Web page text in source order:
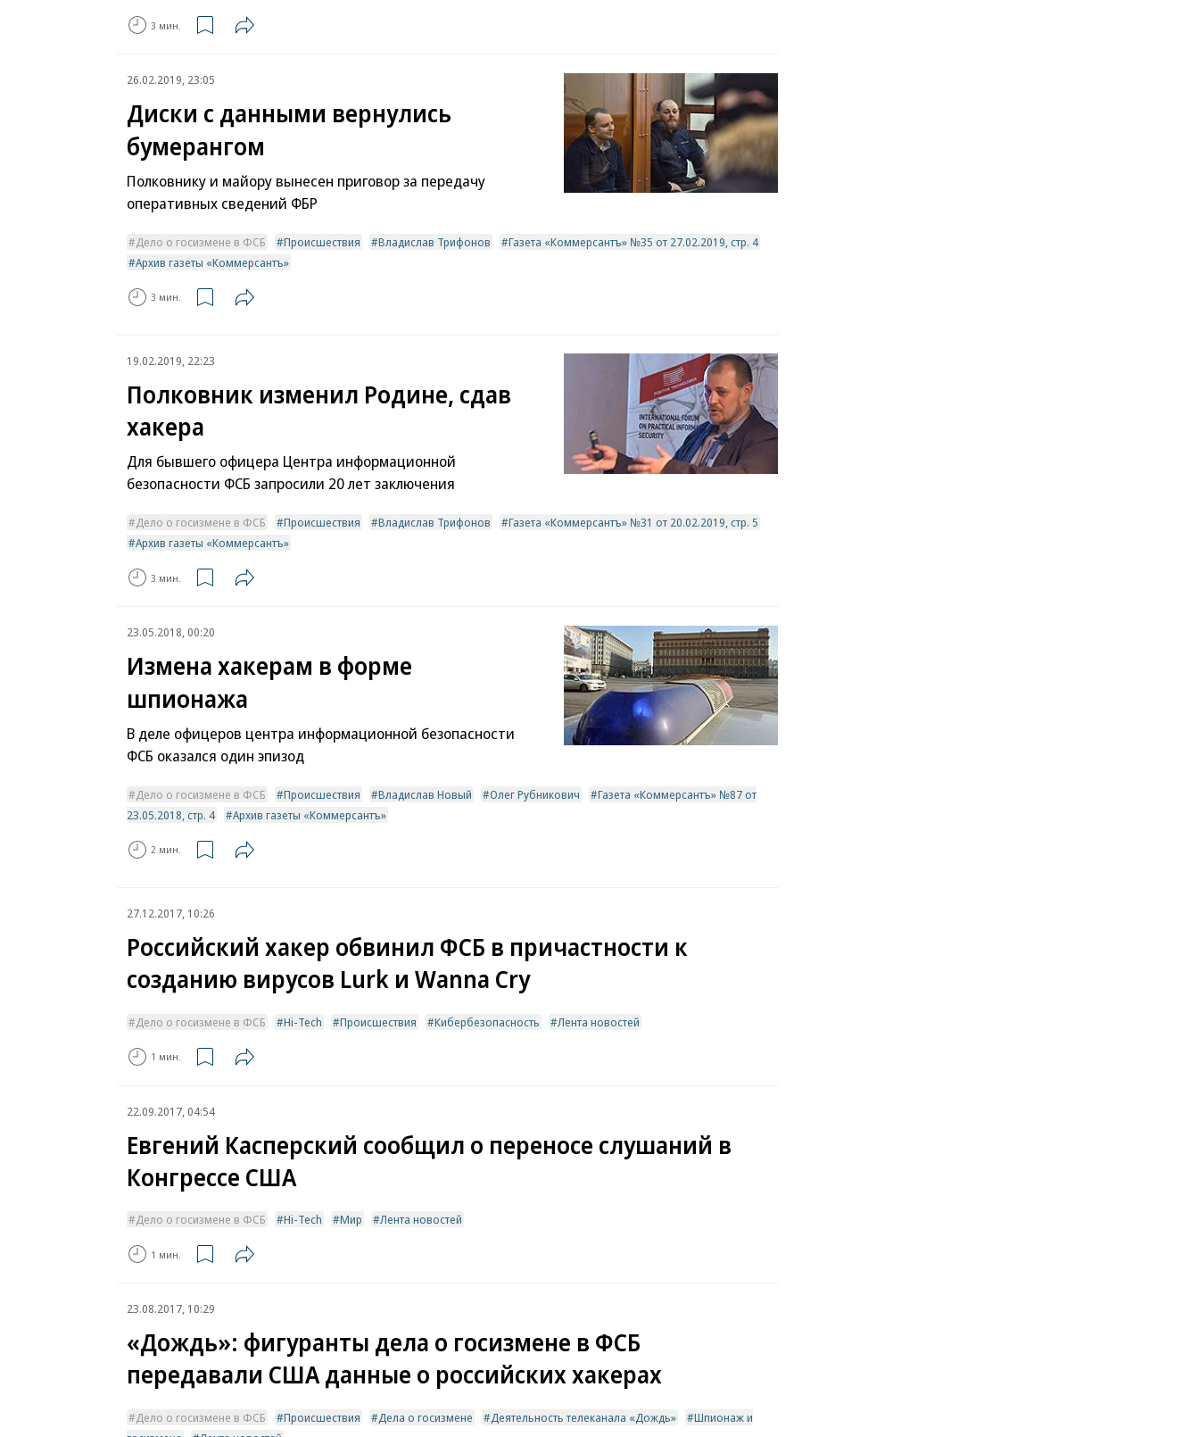
3 мин.
26.02.2019, 23:05
Диски с данными вернулись
бумерангом
Полковнику и майору вынесен приговор за передачу
оперативных сведений ФБР
Дело о госизмене в ФСБ Происшествия Владислав Трифонов
Газета «Коммерсантъ» №35 от 27.02.2019, стр. 4
Архив газеты «Коммерсантъ»
3 мин.
19.02.2019, 22:23
Полковник изменил Родине, сдав
хакера
Для бывшего офицера Центра информационной
безопасности ФСБ запросили 20 лет заключения
Дело о госизмене в ФСБ Происшествия Владислав Трифонов
Газета «Коммерсантъ» №31 от 20.02.2019, стр. 5
Архив газеты «Коммерсантъ»
3 мин.
23.05.2018, 00:20
Измена хакерам в форме
шпионажа
В деле офицеров центра информационной безопасности
ФСБ оказался один эпизод
Дело о госизмене в ФСБ Происшествия Владислав Новый Олег Рубникович
Газета «Коммерсантъ» №87 от
23.05.2018, стр. 4
Архив газеты «Коммерсантъ»
2 мин.
27.12.2017, 10:26
Российский хакер обвинил ФСБ в причастности к
созданию вирусов Lurk и Wanna Cry
Дело о госизмене в ФСБ Hi-Tech Происшествия Кибербезопасность Лента новостей
1 мин.
22.09.2017, 04:54
Евгений Касперский сообщил о переносе слушаний в
Конгрессе США
Дело о госизмене в ФСБ Hi-Tech Мир Лента новостей
1 мин.
23.08.2017, 10:29
«Дождь»: фигуранты дела о госизмене в ФСБ
передавали США данные о российских хакерах
Дело о госизмене в ФСБ Происшествия Дела о госизмене Деятельность телеканала «Дождь»
Шпионаж и